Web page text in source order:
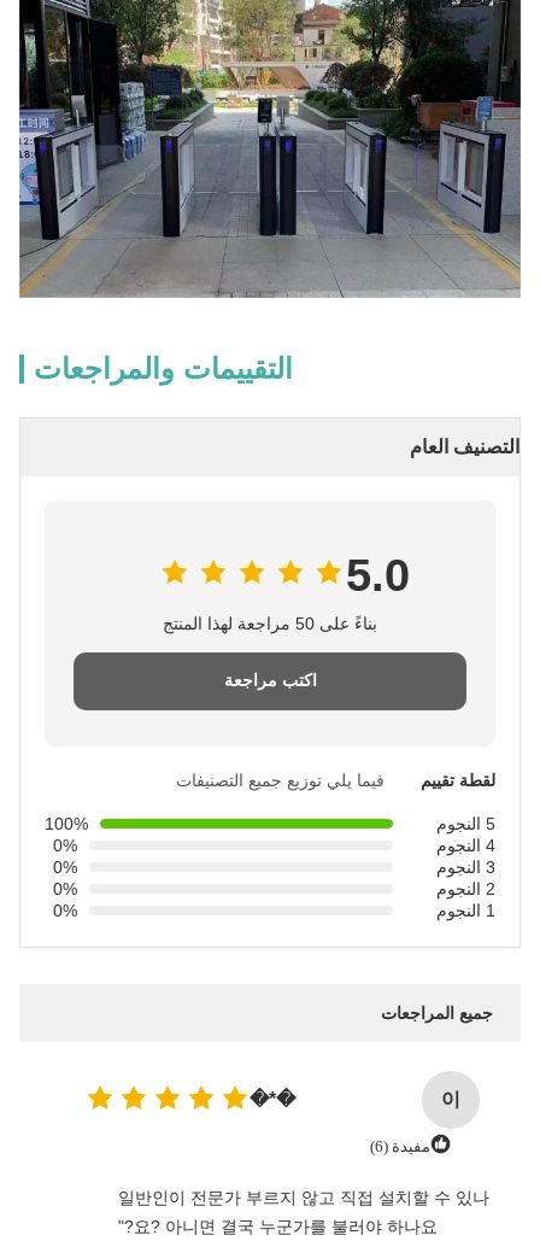
التقييمات والمراجعات
التصنيف العام
5.0
بناءً على 50 مراجعة لهذا المنتج
اكتب مراجعة
لقطة تقييم فيما يلي توزيع جميع التصنيفات
5 النجوم
100%
4 النجوم
0%
3 النجوم
0%
2 النجوم
0%
1 النجوم
0%
جميع المراجعات
이
�*�
مفيدة (6)
일반인이 전문가 부르지 않고 직접 설치할 수 있나
요? 아니면 결국 누군가를 불러야 하나요?"